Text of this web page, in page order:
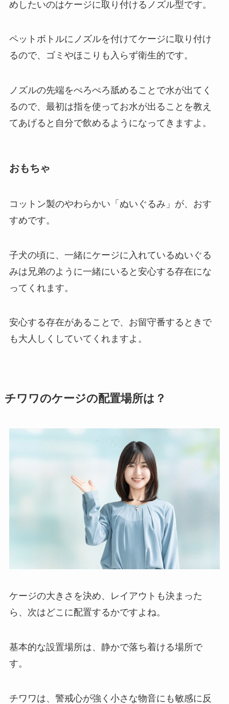
めしたいのはケージに取り付けるノズル型です。
ペットボトルにノズルを付けてケージに取り付け
るので、ゴミやほこりも入らず衛生的です。
ノズルの先端をぺろぺろ舐めることで水が出てく
るので、最初は指を使ってお水が出ることを教え
てあげると自分で飲めるようになってきますよ。
おもちゃ
コットン製のやわらかい「ぬいぐるみ」が、おす
すめです。
子犬の頃に、一緒にケージに入れているぬいぐる
みは兄弟のように一緒にいると安心する存在にな
ってくれます。
安心する存在があることで、お留守番するときで
も大人しくしていてくれますよ。
チワワのケージの配置場所は？
ケージの大きさを決め、レイアウトも決まった
ら、次はどこに配置するかですよね。
基本的な設置場所は、静かで落ち着ける場所で
す。
チワワは、警戒心が強く小さな物音にも敏感に反